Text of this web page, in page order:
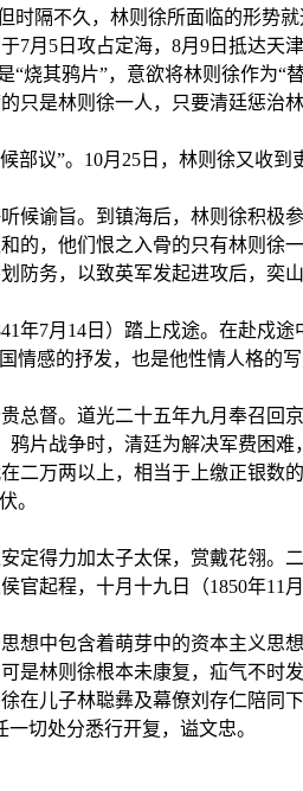
隔不久，林则徐所面临的形势
月5日攻占定海，8月9日抵达
烧其鸦片”，意欲将林则徐作为
是林则徐一人，只要清廷惩治
议”。10月25日，林则徐又收
候谕旨。到镇海后，林则徐积极
，他们恨之入骨的只有林则徐
务，以致英军发起进攻后，奕
7月14日）踏上戍途。在赴戍
情感的抒发，也是他性情人格的写
督。道光二十五年九月奉召回
片战争时，清廷为解决军费困
万两以上，相当于上缴正银数
。
得力加太子太保，赏戴花翎。
起程，十月十九日（1850年11
中包含着萌芽中的资本主义思
林则徐根本未康复，疝气不时
儿子林聪彝及幕僚刘存仁陪同
切处分悉行开复，谥文忠。